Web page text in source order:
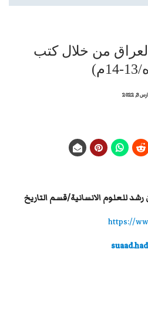
العراق من خلال كتب
3, 2022
للعلوم الانسانية/قسم التاريخ
https://